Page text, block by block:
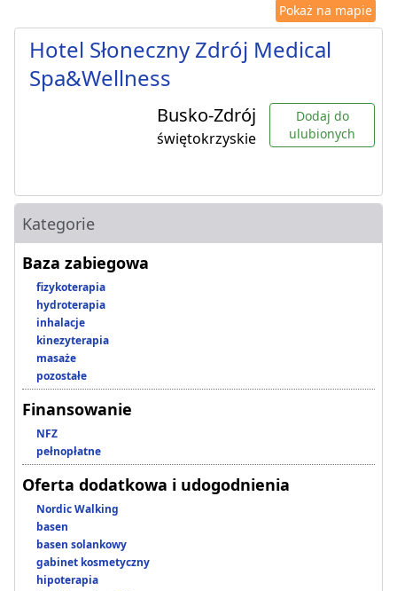
Pokaż na mapie
Hotel Słoneczny Zdrój Medical
Spa&Wellness
Busko-Zdrój
świętokrzyskie
Dodaj do
ulubionych
Kategorie
Baza zabiegowa
fizykoterapia
hydroterapia
inhalacje
kinezyterapia
masaże
pozostałe
Finansowanie
NFZ
pełnopłatne
Oferta dodatkowa i udogodnienia
Nordic Walking
basen
basen solankowy
gabinet kosmetyczny
hipoterapia